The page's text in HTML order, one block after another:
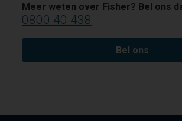
Meer weten over Fisher? Bel ons
0800 40 438
Bel ons